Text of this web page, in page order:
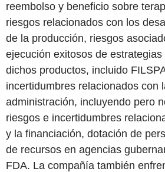
reembolso y beneficio sobre
riesgos relacionados con los
de la producción, riesgos
ejecución exitosos de
dichos productos, incluido
incertidumbres relacionados con
administración, incluyendo pero
riesgos e incertidumbres
y la financiación, dotación de
de recursos en agencias
FDA. La compañía también